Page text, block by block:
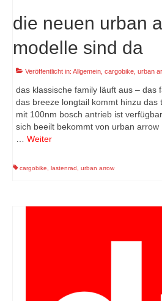
die neuen urban
modelle sind da
Veröffentlicht in: Allgemein cargobike urban
das klassische family läuft aus – das
das breeze longtail kommt hinzu das
mit 100nm bosch antrieb ist
sich beeilt bekommt von urban
… Weiter
cargobike, lastenrad , urban arrow